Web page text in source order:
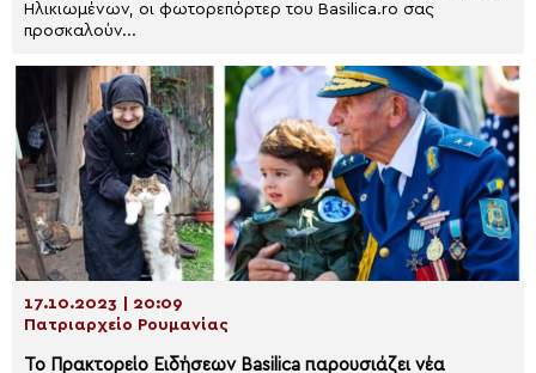
Ηλικιωμένων, οι φωτορεπόρτερ του Basilica.ro σας
προσκαλούν...
17.10.2023 | 20:09
Πατριαρχείο Ρουμανίας
Το Πρακτορείο Ειδήσεων Basilica παρουσιάζει νέα